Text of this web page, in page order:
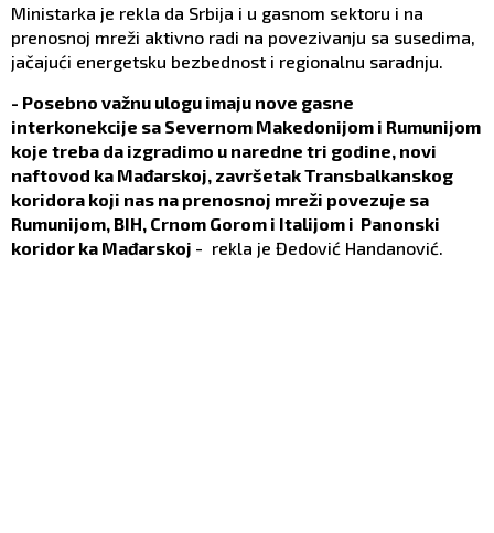
Ministarka je rekla da Srbija i u gasnom sektoru i na
prenosnoj mreži aktivno radi na povezivanju sa susedima,
jačajući energetsku bezbednost i regionalnu saradnju.
- Posebno važnu ulogu imaju nove gasne
interkonekcije sa Severnom Makedonijom i Rumunijom
koje treba da izgradimo u naredne tri godine, novi
naftovod ka Mađarskoj, završetak Transbalkanskog
koridora koji nas na prenosnoj mreži povezuje sa
Rumunijom, BIH, Crnom Gorom i Italijom i Panonski
koridor ka Mađarskoj - rekla je Đedović Handanović.